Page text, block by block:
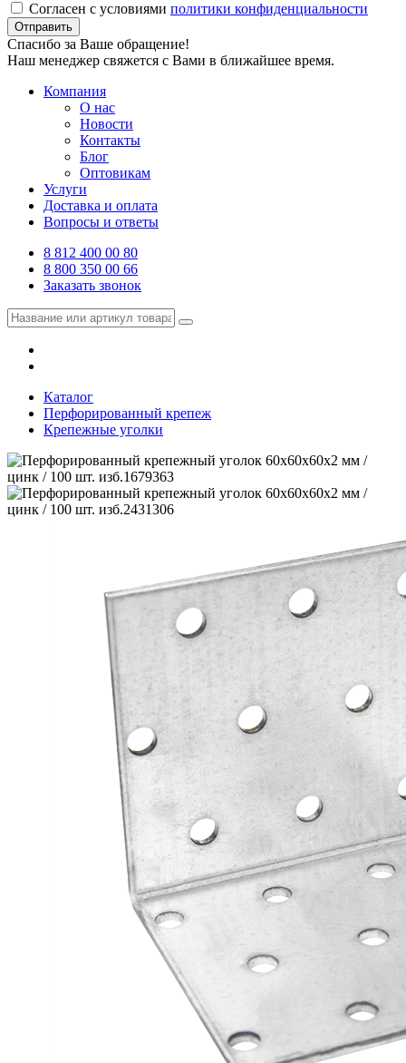
Согласен с условиями политики конфиденциальности
Отправить
Спасибо за Ваше обращение!
Наш менеджер свяжется с Вами в ближайшее время.
Компания
О нас
Новости
Контакты
Блог
Оптовикам
Услуги
Доставка и оплата
Вопросы и ответы
8 812 400 00 80
8 800 350 00 66
Заказать звонок
Каталог
Перфорированный крепеж
Крепежные уголки